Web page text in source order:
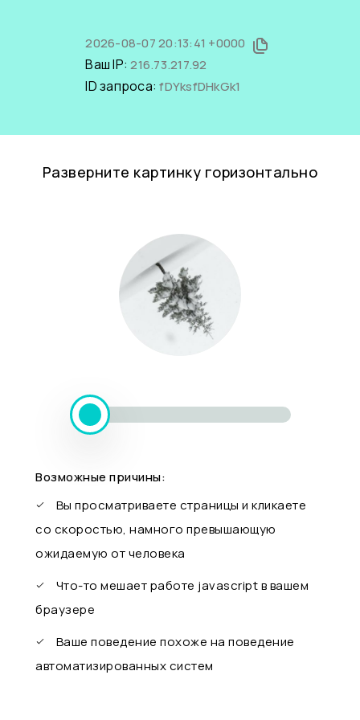
2026-08-07 20:13:41 +0000
Ваш IP:216.73.217.92
ID запроса:fDYksfDHkGk1
Разверните картинку горизонтально
Возможные причины:
Вы просматриваете страницы и кликаете
со скоростью, намного превышающую
ожидаемую от человека
Что-то мешает работе javascript в вашем
браузере
Ваше поведение похоже на поведение
автоматизированных систем